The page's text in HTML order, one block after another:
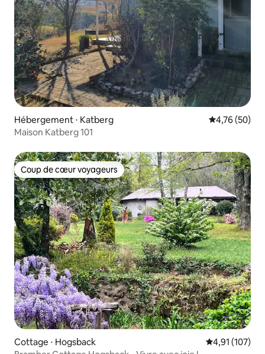
Hébergement ⋅ Katberg Évaluation
4,76 (50)
Maison Katberg 101
Coup de cœur voyageurs
Coup de cœur voyageurs
Cottage ⋅ Hogsback Évaluation
4,91 (107)